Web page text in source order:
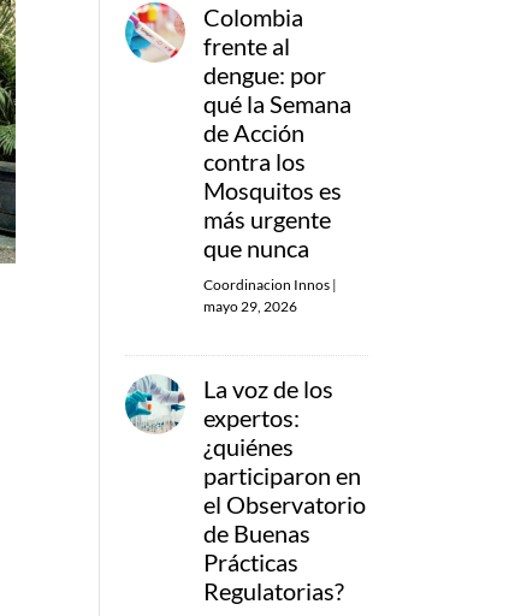
Colombia
frente al
dengue: por
qué la Semana
de Acción
contra los
Mosquitos es
más urgente
que nunca
Coordinacion Innos |
mayo 29, 2026
La voz de los
expertos:
¿quiénes
participaron en
el Observatorio
de Buenas
Prácticas
Regulatorias?